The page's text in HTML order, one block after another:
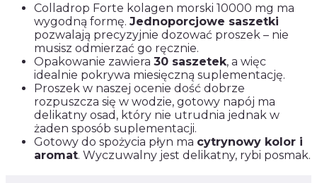
Colladrop Forte kolagen morski 10000 mg ma
wygodną formę. Jednoporcjowe saszetki
pozwalają precyzyjnie dozować proszek – nie
musisz odmierzać go ręcznie.
Opakowanie zawiera 30 saszetek, a więc
idealnie pokrywa miesięczną suplementację.
Proszek w naszej ocenie dość dobrze
rozpuszcza się w wodzie, gotowy napój ma
delikatny osad, który nie utrudnia jednak w
żaden sposób suplementacji.
Gotowy do spożycia płyn ma cytrynowy kolor i
aromat. Wyczuwalny jest delikatny, rybi posmak.